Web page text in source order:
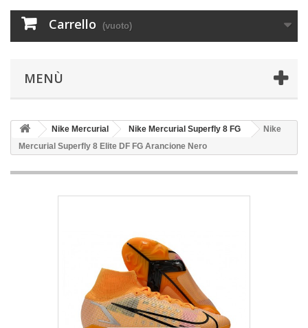
Carrello (vuoto)
MENÙ
Nike Mercurial Nike Mercurial Superfly 8 FG
Nike
Mercurial Superfly 8 Elite DF FG Arancione Nero